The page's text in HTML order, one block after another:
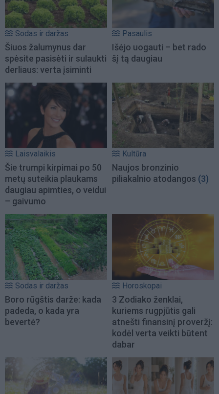
Sodas ir daržas
Šiuos žalumynus dar
spėsite pasisėti ir sulaukti
derliaus: verta įsiminti
Pasaulis
Išėjo uogauti – bet rado
šį tą daugiau
Laisvalaikis
Šie trumpi kirpimai po 50
metų suteikia plaukams
daugiau apimties, o veidui
– gaivumo
Kultūra
Naujos bronzinio
piliakalnio atodangos (3)
Sodas ir daržas
Boro rūgštis darže: kada
padeda, o kada yra
bevertė?
Horoskopai
3 Zodiako ženklai,
kuriems rugpjūtis gali
atnešti finansinį proveržį:
kodėl verta veikti būtent
dabar